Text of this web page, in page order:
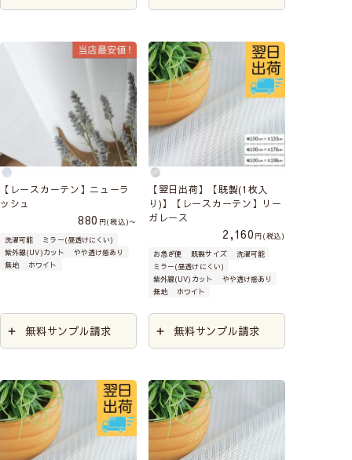
【レースカーテン】ニューラ
ッシュ
880 税込 〜
洗濯可能
ミラー(昼透けにくい)
紫外線(UV)カット
やや透け感あり
無地
ホワイト
無料サンプル請求
【翌日出荷】【既製(1枚入
り)】【レースカーテン】リー
ガレース
2,160
税込
お急ぎ便
既製サイズ
洗濯可能
ミラー(昼透けにくい)
紫外線(UV)カット
やや透け感あり
無地
ホワイト
無料サンプル請求